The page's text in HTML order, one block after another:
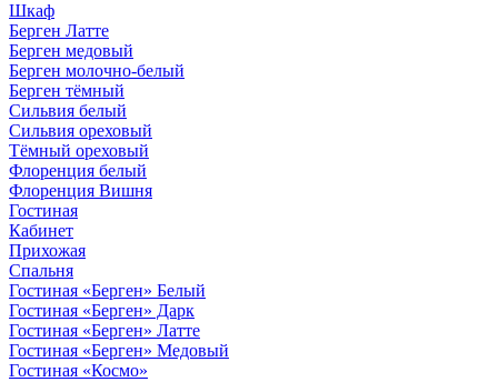
Шкаф
Берген Латте
Берген медовый
Берген молочно-белый
Берген тёмный
Сильвия белый
Сильвия ореховый
Тёмный ореховый
Флоренция белый
Флоренция Вишня
Гостиная
Кабинет
Прихожая
Спальня
Гостиная «Берген» Белый
Гостиная «Берген» Дарк
Гостиная «Берген» Латте
Гостиная «Берген» Медовый
Гостиная «Космо»